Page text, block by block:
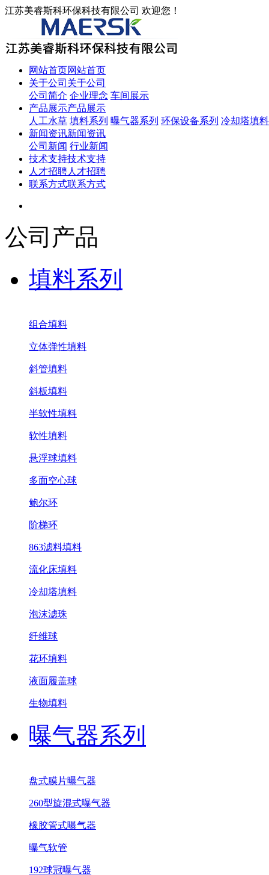
江苏美睿斯科环保科技有限公司 欢迎您！
网站首页网站首页
关于公司 关于公司
公司简介 企业理念 车间展示
产品展示产品展示
人工水草 填料系列 曝气器系列 环保设备系列 冷却塔填料
新闻资讯新闻资讯
公司新闻 行业新闻
技术支持技术支持
人才招聘人才招聘
联系方式联系方式
公司产品
填料系列
组合填料
立体弹性填料
斜管填料
斜板填料
半软性填料
软性填料
悬浮球填料
多面空心球
鲍尔环
阶梯环
863滤料填料
流化床填料
冷却塔填料
泡沫滤珠
纤维球
花环填料
液面履盖球
生物填料
曝气器系列
盘式膜片曝气器
260型旋混式曝气器
橡胶管式曝气器
曝气软管
192球冠曝气器